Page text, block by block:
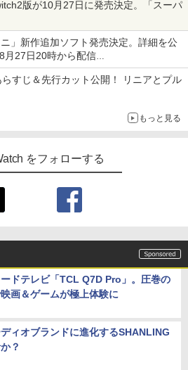
版が10月27日に発売決定。「スーパ
レードも可能に
ニ」新作追加ソフト発売決定。詳細を公
月27日20時から配信
ルへ
らすじ＆先行カット公開！ リニアとプル
もっと見る
をフォローする
ドテレビ「TCL Q7D Pro」。圧巻の
画＆ゲームが極上体験に
ィオブランドに進化するSHANLING
？